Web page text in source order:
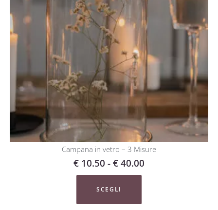
Campana in vetro – 3 Misure
€ 10.50 -€40.00
SCEGLI